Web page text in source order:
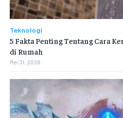
Teknologi
5 Fakta Penting Tentang Cara
di Rumah
Mei 31, 2026